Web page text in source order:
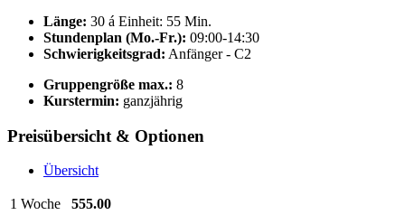
Länge: 30 á Einheit: 55 Min.
Stundenplan (Mo.-Fr.): 09:00-14:30
Schwierigkeitsgrad: Anfänger - C2
Gruppengröße max.: 8
Kurstermin: ganzjährig
Preisübersicht & Optionen
Übersicht
1 Woche
555.00